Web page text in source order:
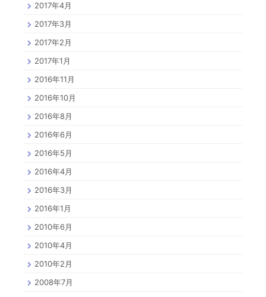
2017年4月
2017年3月
2017年2月
2017年1月
2016年11月
2016年10月
2016年8月
2016年6月
2016年5月
2016年4月
2016年3月
2016年1月
2010年6月
2010年4月
2010年2月
2008年7月